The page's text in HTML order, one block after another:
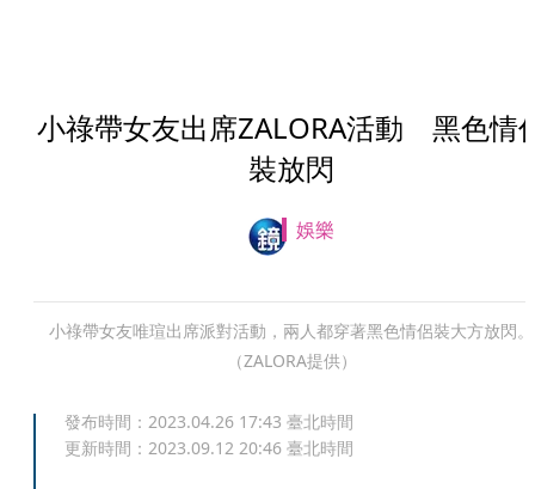
小祿帶女友出席ZALORA活動 黑色情
裝放閃
娛樂
小祿帶女友唯瑄出席派對活動，兩人都穿著黑色情侶裝大方放閃。
（ZALORA提供）
發布時間： 2023.04.26 17:43 臺北時間
更新時間： 2023.09.12 20:46 臺北時間